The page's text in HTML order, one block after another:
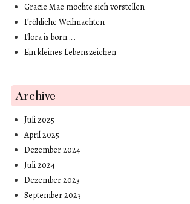
Gracie Mae möchte sich vorstellen
Fröhliche Weihnachten
Flora is born…..
Ein kleines Lebenszeichen
Archive
Juli 2025
April 2025
Dezember 2024
Juli 2024
Dezember 2023
September 2023